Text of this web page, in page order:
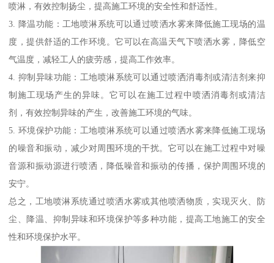
喷淋，有效控制扬尘，提高施工环境的安全性和舒适性。
3. 降温功能：工地喷淋系统可以通过喷洒水雾来降低施工现场的温
度，提供舒适的工作环境。它可以在高温天气下喷洒水雾，降低空
气温度，减轻工人的疲劳感，提高工作效率。
4. 抑制异味功能：工地喷淋系统可以通过喷洒消毒剂或清洁剂来抑
制施工现场产生的异味。它可以在施工过程中喷洒消毒剂或清洁
剂，有效控制异味的产生，改善施工环境的气味。
5. 环境保护功能：工地喷淋系统可以通过喷洒水雾来降低施工现场
的噪音和振动，减少对周围环境的干扰。它可以在施工过程中对噪
音源和振动源进行喷洒，降低噪音和振动的传播，保护周围环境的
安宁。
总之，工地喷淋系统通过喷洒水雾或其他喷洒物质，实现灭火、防
尘、降温、抑制异味和环境保护等多种功能，提高工地施工的安全
性和环境保护水平。